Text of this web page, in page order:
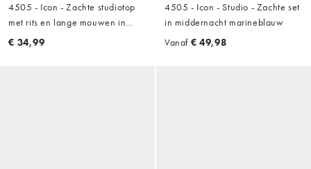
4505 - Icon - Zachte studiotop
met rits en lange mouwen in
middernacht marineblauw
€ 34,99
4505 - Icon - Studio - Zachte set
in middernacht marineblauw
Vanaf € 49,98